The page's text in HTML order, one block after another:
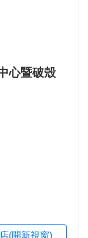
心暨破殼
(開新視窗)